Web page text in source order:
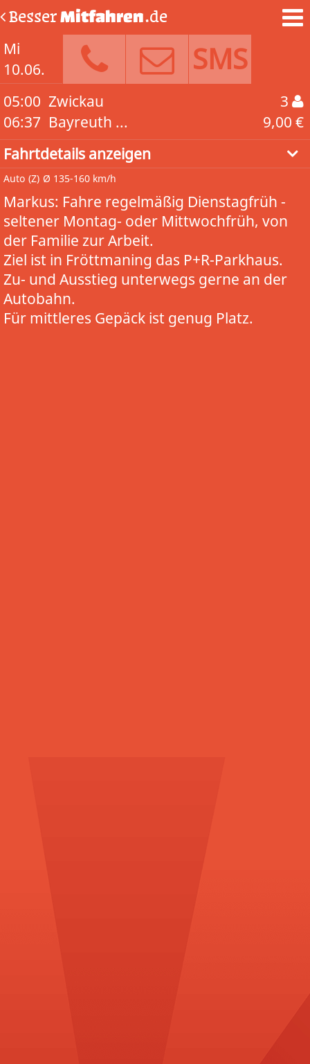
BesserMitfahren.de
Mi
10.06.
SMS
05:00
06:37
Zwickau
Bayreuth ...
3
9,00 €
Fahrtdetails anzeigen
Auto (Z) Ø 135-160 km/h
Markus: Fahre regelmäßig Dienstagfrüh -
seltener Montag- oder Mittwochfrüh, von
der Familie zur Arbeit.
Ziel ist in Fröttmaning das P+R-Parkhaus.
Zu- und Ausstieg unterwegs gerne an der
Autobahn.
Für mittleres Gepäck ist genug Platz.